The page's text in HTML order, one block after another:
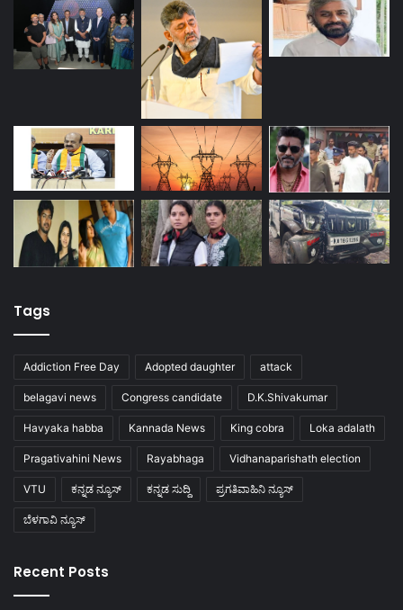
Tags
Addiction Free Day Adopted daughter attack
belagavi news Congress candidate D.K.Shivakumar
Havyaka habba Kannada News King cobra Loka adalath
Pragativahini News Rayabhaga Vidhanaparishath election
VTU ಕನ್ನಡ ನ್ಯೂಸ್ ಕನ್ನಡ ಸುದ್ದಿ ಪ್ರಗತಿವಾಹಿನಿ ನ್ಯೂಸ್
ಬೆಳಗಾವಿ ನ್ಯೂಸ್
Recent Posts